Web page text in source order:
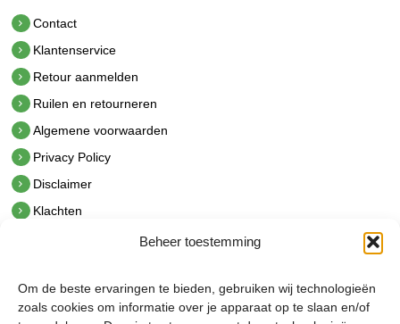
Beheer toestemming
Om de beste ervaringen te bieden, gebruiken wij technologieën
zoals cookies om informatie over je apparaat op te slaan en/of
Contact
Klantenservice
Retour aanmelden
Ruilen en retourneren
Algemene voorwaarden
Privacy Policy
Disclaimer
Klachten
hetindustriehuis B.V.
De Hoek 1 1601 MR Enkhuizen